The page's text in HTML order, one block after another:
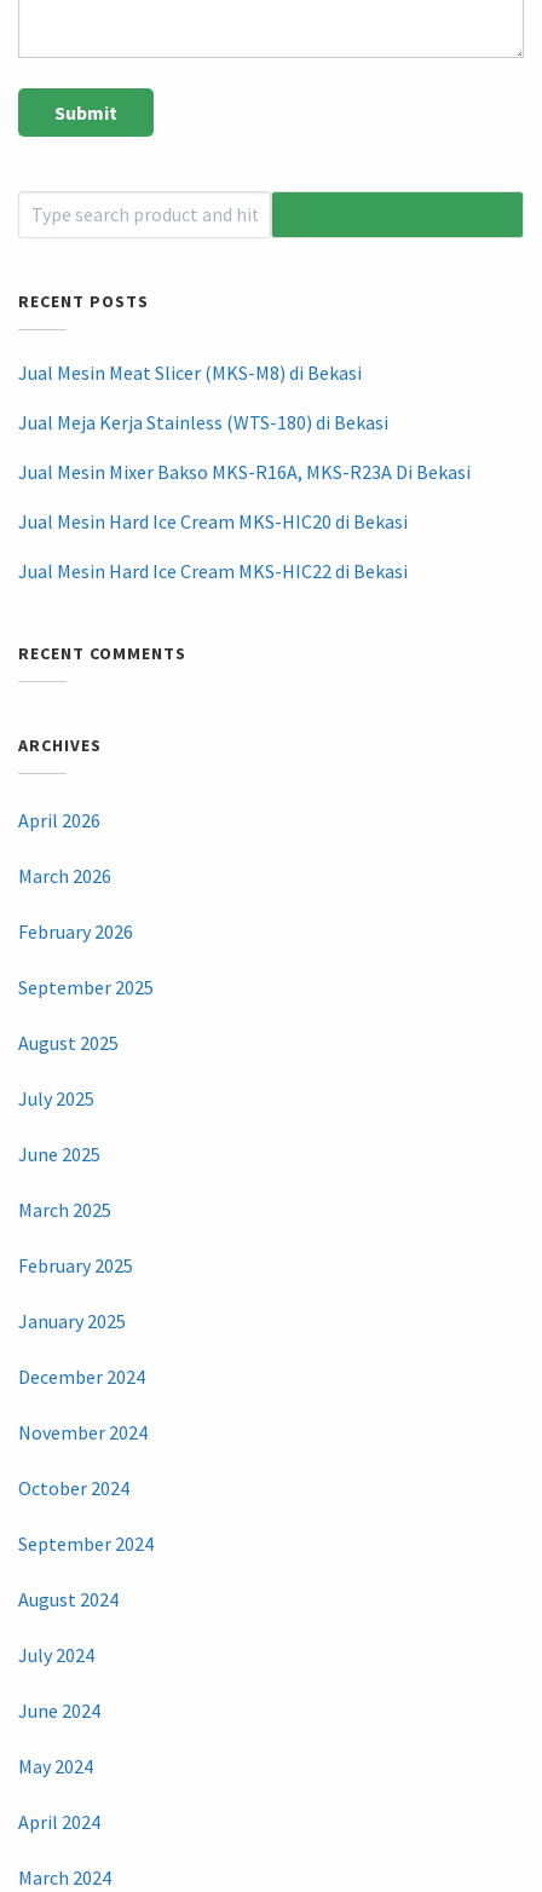
RECENT POSTS
Jual Mesin Meat Slicer (MKS-M8) di Bekasi
Jual Meja Kerja Stainless (WTS-180) di Bekasi
Jual Mesin Mixer Bakso MKS-R16A, MKS-R23A Di Bekasi
Jual Mesin Hard Ice Cream MKS-HIC20 di Bekasi
Jual Mesin Hard Ice Cream MKS-HIC22 di Bekasi
RECENT COMMENTS
ARCHIVES
April 2026
March 2026
February 2026
September 2025
August 2025
July 2025
June 2025
March 2025
February 2025
January 2025
December 2024
November 2024
October 2024
September 2024
August 2024
July 2024
June 2024
May 2024
April 2024
March 2024